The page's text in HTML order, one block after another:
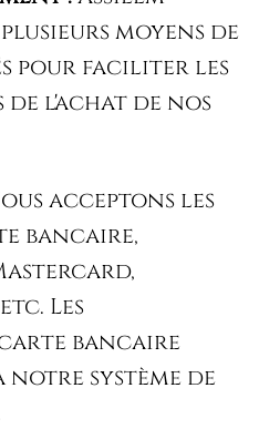
moyens de
pour faciliter les
l'achat de nos
acceptons les
bancaire,
Les
bancaire
notre système de